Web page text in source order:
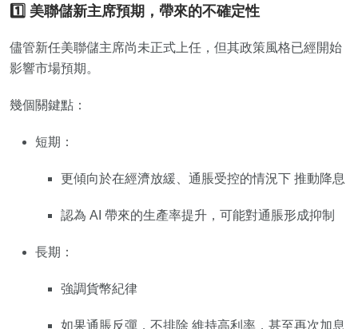
1️⃣ 美聯儲新主席預期，帶來的不確定性
儘管新任美聯儲主席尚未正式上任，但其政策風格已經開始
影響市場預期。
幾個關鍵點：
短期：
更傾向於在經濟放緩、通脹受控的情況下 推動降息
認為 AI 帶來的生產率提升，可能對通脹形成抑制
長期：
強調貨幣紀律
如果通脹反彈，不排除 維持高利率，甚至再次加息